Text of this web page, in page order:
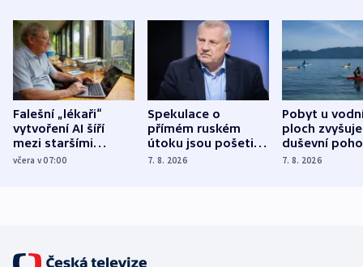
Falešní „lékaři“
vytvoření AI šíří
mezi staršími
Poláky nebezpečné
včera v 07:00
Spekulace o
přímém ruském
útoku jsou pošetilé,
míní estonský
7. 8. 2026
Pobyt u
ploch zvyšuje
duševní
ukázala
7. 8. 2026